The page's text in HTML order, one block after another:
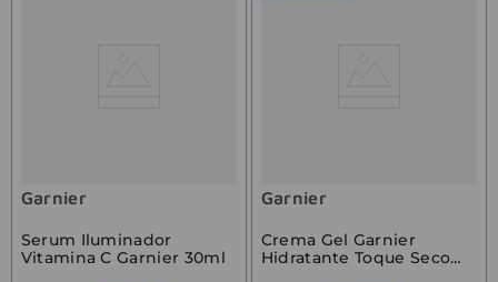
Garnier
Serum Iluminador
Vitamina C Garnier 30ml
Garnier
Crema Gel Garnier
Hidratante Toque Seco